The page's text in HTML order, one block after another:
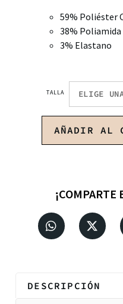
59% Poliéster
38% Poliamida
3% Elastano
TALLA
AÑADIR AL
¡COMPARTE
DESCRIPCIÓN